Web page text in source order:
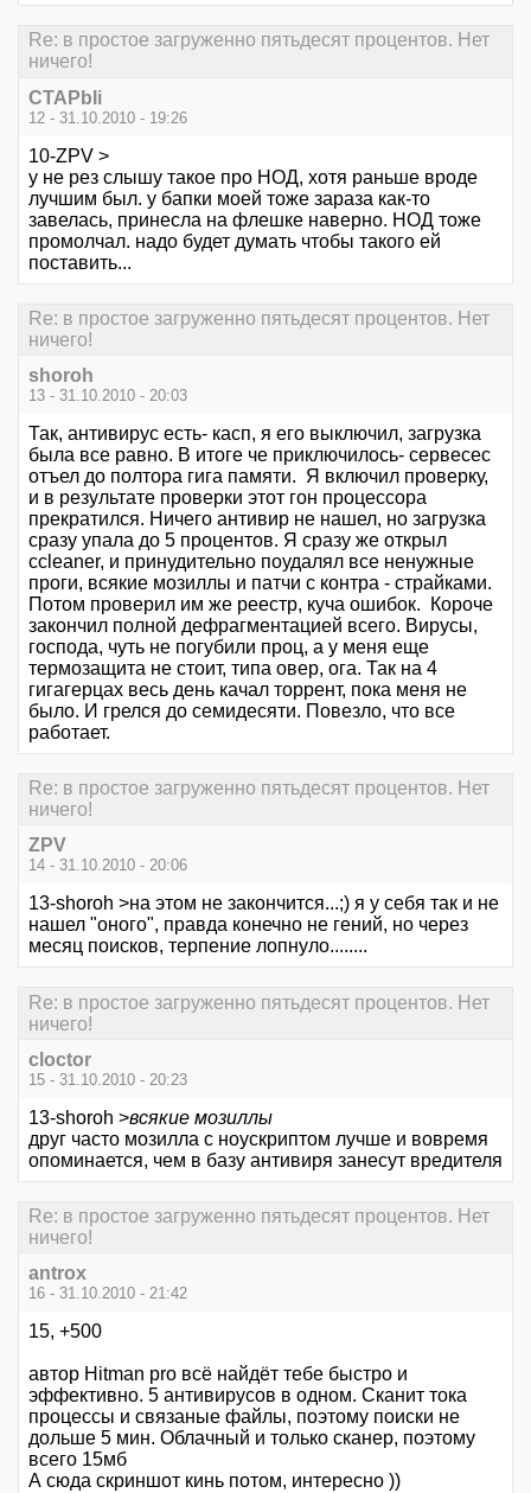
Re: в простое загруженно пятьдесят процентов. Нет
ничего!
CTAPbIi
12 - 31.10.2010 - 19:26
10-ZPV >
у не рез слышу такое про НОД, хотя раньше вроде
лучшим был. у бапки моей тоже зараза как-то
завелась, принесла на флешке наверно. НОД тоже
промолчал. надо будет думать чтобы такого ей
поставить...
Re: в простое загруженно пятьдесят процентов. Нет
ничего!
shoroh
13 - 31.10.2010 - 20:03
Так, антивирус есть- касп, я его выключил, загрузка
была все равно. В итоге че приключилось- сервесес
отъел до полтора гига памяти. Я включил проверку,
и в результате проверки этот гон процессора
прекратился. Ничего антивир не нашел, но загрузка
сразу упала до 5 процентов. Я сразу же открыл
ccleaner, и принудительно поудалял все ненужные
проги, всякие мозиллы и патчи с контра - страйками.
Потом проверил им же реестр, куча ошибок. Короче
закончил полной дефрагментацией всего. Вирусы,
господа, чуть не погубили проц, а у меня еще
термозащита не стоит, типа овер, ога. Так на 4
гигагерцах весь день качал торрент, пока меня не
было. И грелся до семидесяти. Повезло, что все
работает.
Re: в простое загруженно пятьдесят процентов. Нет
ничего!
ZPV
14 - 31.10.2010 - 20:06
13-shoroh >на этом не закончится...;) я у себя так и не
нашел "оного", правда конечно не гений, но через
месяц поисков, терпение лопнуло........
Re: в простое загруженно пятьдесят процентов. Нет
ничего!
cloctor
15 - 31.10.2010 - 20:23
13-shoroh >всякие мозиллы
друг часто мозилла с ноускриптом лучше и вовремя
опоминается, чем в базу антивиря занесут вредителя
Re: в простое загруженно пятьдесят процентов. Нет
ничего!
antrox
16 - 31.10.2010 - 21:42
15, +500
автор Hitman pro всё найдёт тебе быстро и
эффективно. 5 антивирусов в одном. Сканит тока
процессы и связаные файлы, поэтому поиски не
дольше 5 мин. Облачный и только сканер, поэтому
всего 15мб
А сюда скриншот кинь потом, интересно ))